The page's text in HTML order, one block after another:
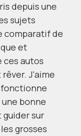
depuis une
sujets
comparatif de
et
ces autos
J'aime
bonne
sur
grosses